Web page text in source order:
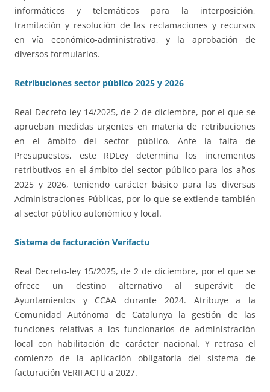
informáticos y telemáticos para la interposición,
tramitación y resolución de las reclamaciones y recursos
en vía económico-administrativa, y la aprobación de
diversos formularios.
Retribuciones sector público 2025 y 2026
Real Decreto-ley 14/2025, de 2 de diciembre, por el que se
aprueban medidas urgentes en materia de retribuciones
en el ámbito del sector público. Ante la falta de
Presupuestos, este RDLey determina los incrementos
retributivos en el ámbito del sector público para los años
2025 y 2026, teniendo carácter básico para las diversas
Administraciones Públicas, por lo que se extiende también
al sector público autonómico y local.
Sistema de facturación Verifactu
Real Decreto-ley 15/2025, de 2 de diciembre, por el que se
ofrece un destino alternativo al superávit de
Ayuntamientos y CCAA durante 2024. Atribuye a la
Comunidad Autónoma de Catalunya la gestión de las
funciones relativas a los funcionarios de administración
local con habilitación de carácter nacional. Y retrasa el
comienzo de la aplicación obligatoria del sistema de
facturación VERIFACTU a 2027.